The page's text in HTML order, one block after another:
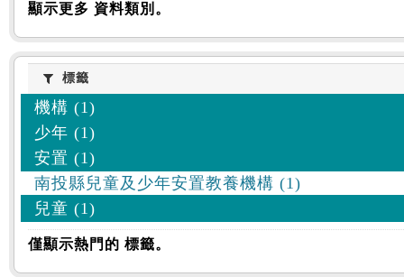
顯示更多 資料類別。
標籤標籤
機構 (1)
少年 (1)
安置 (1)
南投縣兒童及少年安置教養機構 (1)
兒童 (1)
僅顯示熱門的 標籤。